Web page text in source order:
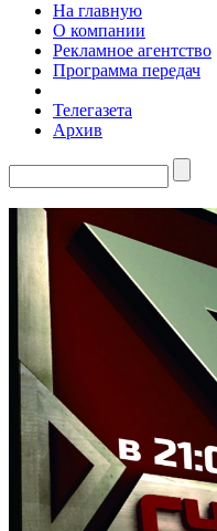
На главную
О компании
Рекламное агентство
Программа передач
Телегазета
Архив